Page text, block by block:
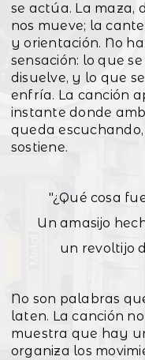
se actúa. La maza,
nos mueve; la
y orientación. No
sensación: lo que
disuelve, y lo que
enfría. La canción
instante donde
queda
sostiene.
"¿Qué cosa
Un amasijo
un revoltijo
No son palabras
laten. La canción
muestra que hay
organiza los